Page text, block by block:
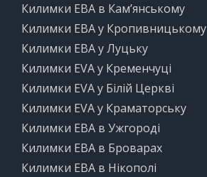
Килимки ЕВА в Кам’янському
Килимки ЕВА у Кропивницькому
Килимки ЕВА у Луцьку
Килимки EVA у Кременчуці
Килимки EVA у Білій Церкві
Килимки EVA у Краматорську
Килимки ЕВА в Ужгороді
Килимки ЕВА в Броварах
Килимки ЕВА в Нікополі